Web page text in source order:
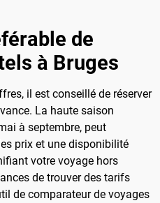
de
à Bruges
il est conseillé de réserver
La haute saison
à septembre, peut
prix et une disponibilité
votre voyage hors
de trouver des tarifs
de comparateur de voyages